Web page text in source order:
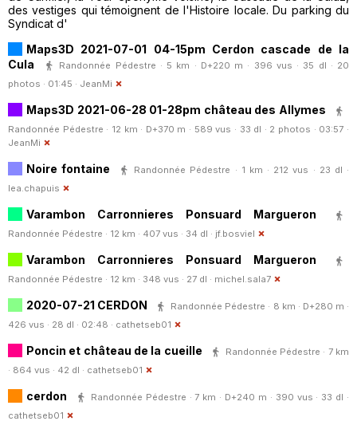
des vestiges qui témoignent de l'Histoire locale. Du parking du
Syndicat d'
Maps3D 2021-07-01 04-15pm Cerdon cascade de la
Cula
Randonnée Pédestre · 5 km · D+220 m · 396 vus · 35 dl · 20
photos · 01:45 · JeanMi
Maps3D 2021-06-28 01-28pm château des Allymes
Randonnée Pédestre · 12 km · D+370 m · 589 vus · 33 dl · 2 photos · 03:57 ·
JeanMi
Noire fontaine
Randonnée Pédestre · 1 km · 212 vus · 23 dl ·
lea.chapuis
Varambon Carronnieres Ponsuard Margueron
Randonnée Pédestre · 12 km · 407 vus · 34 dl · jf.bosviel
Varambon Carronnieres Ponsuard Margueron
Randonnée Pédestre · 12 km · 348 vus · 27 dl · michel.sala7
2020-07-21 CERDON
Randonnée Pédestre · 8 km · D+280 m ·
426 vus · 28 dl · 02:48 · cathetseb01
Poncin et château de la cueille
Randonnée Pédestre · 7 km
· 864 vus · 42 dl · cathetseb01
cerdon
Randonnée Pédestre · 7 km · D+240 m · 390 vus · 33 dl ·
cathetseb01